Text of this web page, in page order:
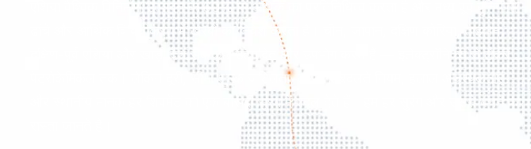
एशिया वैश्विक विनिर्माण उत्पादन के 60% से अधिक का प्रतिनिधित्व करता है और मध्य पूर्व बुनियादी
ढांचे और आर्थिक विविधीकरण में खरबों का निवेश करता है। चीन, जापान, दक्षिण कोरिया, ताइवान,
दक्षिण-पूर्व एशिया और खाड़ी देश सब कुछ उत्पादित और उपभोग करते हैं — इलेक्ट्रॉनिक्स से लेकर
पेट्रोकेमिकल तक। लेकिन दूरी, सीमा शुल्क जटिलता, लगातार बदलते नियम, हलाल आवश्यकताएं
और स्थानीय मानक हर शिपमेंट को एक बारूदी सुरंग में बदल देते हैं। हम हर सुरंग और उससे बचने का